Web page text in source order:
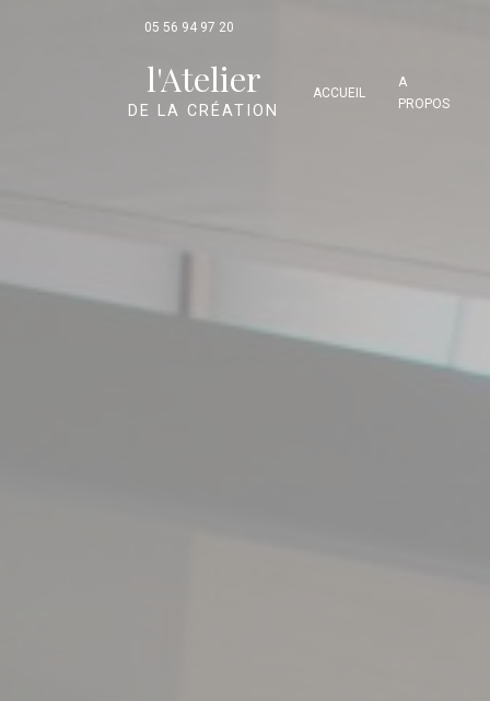
05 56 94 97 20
l'Atelier
DE LA CRÉATION
ACCUEIL
A
PROPOS